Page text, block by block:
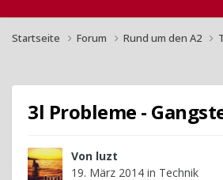
Startseite Forum Rund um den A2
3l Probleme -
Von luzt
19. März 2014 in Technik